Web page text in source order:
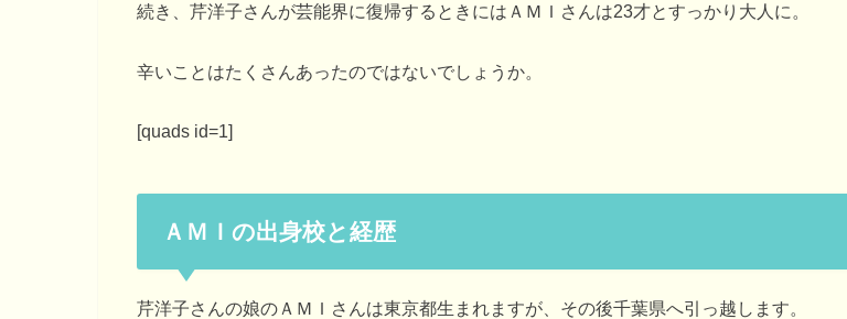
続き、芹洋子さんが芸能界に復帰するときにはＡＭＩさんは23才とすっかり大人に。
辛いことはたくさんあったのではないでしょうか。
[quads id=1]
ＡＭＩの出身校と経歴
芹洋子さんの娘のＡＭＩさんは東京都生まれますが、その後千葉県へ引っ越します。